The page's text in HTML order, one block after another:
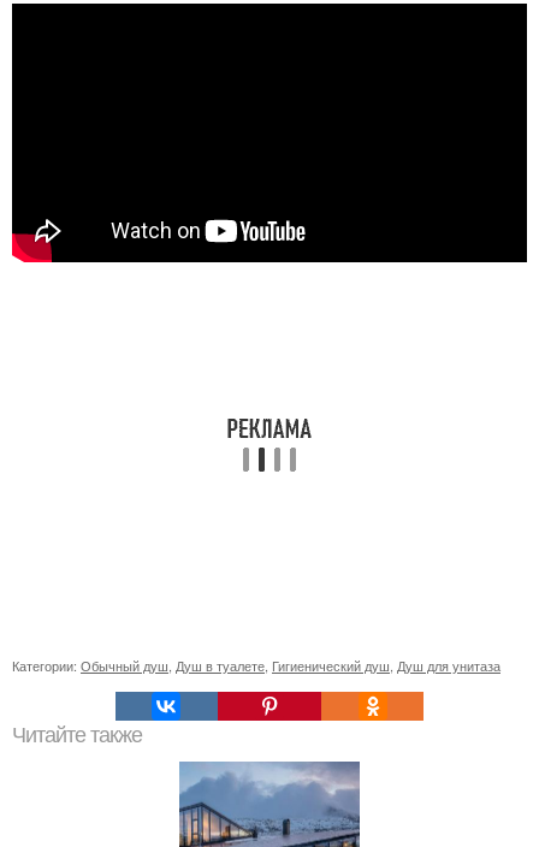
Категории: Обычный душ, Душ в туалете, Гигиенический душ, Душ для унитаза
Читайте также